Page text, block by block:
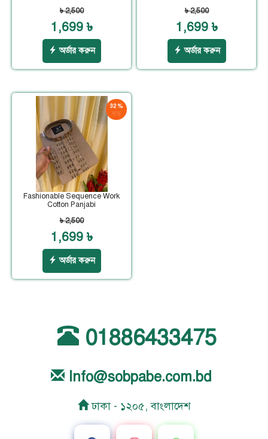
৳ 2,500
1,699 ৳
অর্ডার করুন
৳ 2,500
1,699 ৳
অর্ডার করুন
32 %
ছাড়
Fashionable Sequence Work
Cotton Panjabi
৳ 2,500
1,699 ৳
অর্ডার করুন
01886433475
Info@sobpabe.com.bd
ঢাকা - ১২০৫, বাংলাদেশ